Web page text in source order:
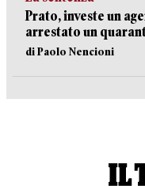
Prato, investe un
arrestato un
di Paolo Nencioni